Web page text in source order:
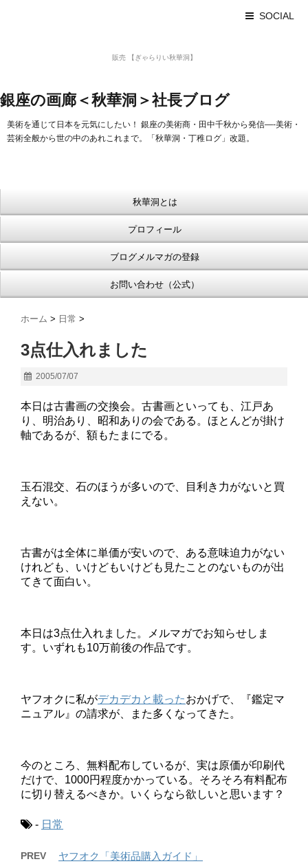
SOCIAL
販売 【ぎゃらりい秋華洞】
銀座の画廊＜秋華洞＞社長ブログ
美術を通じて日本を元気にしたい！ 銀座の美術商・田中千秋から発信—-美術・
芸術全般から世の中のあれこれまで。「秋華洞・丁稚ログ」改題。
秋華洞とは
プロフィール
ブログメルマガの登録
お問い合わせ（公式）
ホーム > 日常 >
3点仕入れました
2005/07/07
本日は古書画の交換会。古書画といっても、江戸あ
り、明治あり、昭和ありの会である。ほとんどが掛け
軸であるが、額もたまにでる。
玉石混交、石のほうが多いので、目利き力がないと買
えない。
古書がは全体に単価が安いので、ある意味迫力がない
けれども、いけどもいけども見たことのないものが出
てきて面白い。
本日は3点仕入れました。メルマガでお知らせしま
す。いずれも10万前後の作品です。
ヤフオクに私がデカデカと載ったおかげで、『鑑定マ
ニュアル』の請求が、また多くなってきた。
今のところ、無料配布しているが、実は原価が印刷代
だけで、1000円程度かかっている。そろそろ有料配布
に切り替えるべきか。いくらなら欲しいと思います？
- 日常
PREV ヤフオク「美術品購入ガイド」